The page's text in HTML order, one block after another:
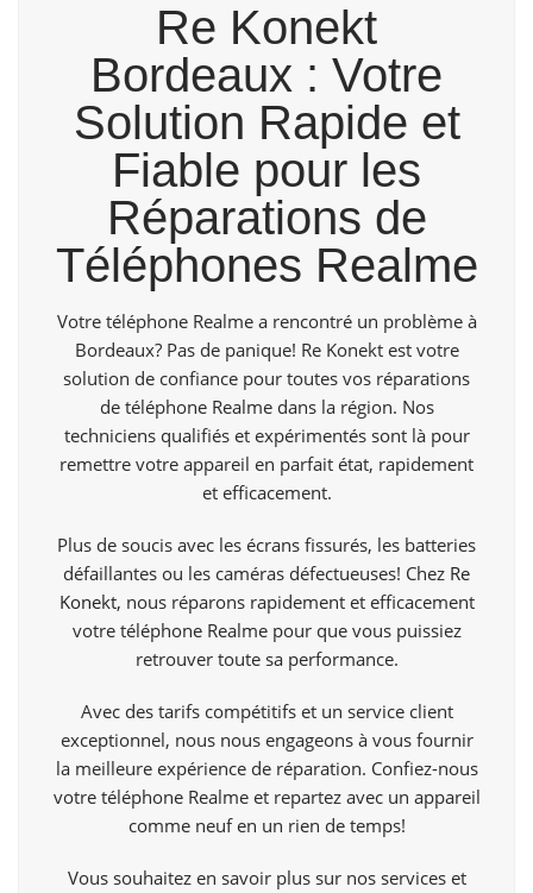
Re Konekt
Bordeaux : Votre
Solution Rapide et
Fiable pour les
Réparations de
Téléphones Realme
Votre téléphone Realme a rencontré un problème à
Bordeaux? Pas de panique! Re Konekt est votre
solution de confiance pour toutes vos réparations
de téléphone Realme dans la région. Nos
techniciens qualifiés et expérimentés sont là pour
remettre votre appareil en parfait état, rapidement
et efficacement.
Plus de soucis avec les écrans fissurés, les batteries
défaillantes ou les caméras défectueuses! Chez Re
Konekt, nous réparons rapidement et efficacement
votre téléphone Realme pour que vous puissiez
retrouver toute sa performance.
Avec des tarifs compétitifs et un service client
exceptionnel, nous nous engageons à vous fournir
la meilleure expérience de réparation. Confiez-nous
votre téléphone Realme et repartez avec un appareil
comme neuf en un rien de temps!
Vous souhaitez en savoir plus sur nos services et